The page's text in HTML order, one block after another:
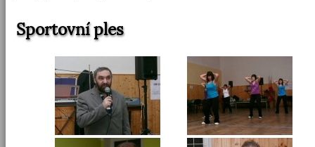
Sportovní ples